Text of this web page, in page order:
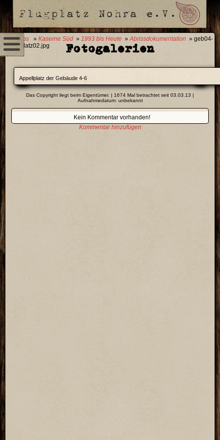
0 Fotos » Kaserne Süd » 1993 bis Heute »Abrissdokumentation » geb04-
06_Platz02.jpg
Fotogalerien
Appellplatz der Gebäude 4-6
Das Copyright liegt beim Eigentümer. | 1674 Mal betrachtet seit 03.03.13 |
Aufnahmedatum: unbekannt
Kein Kommentar vorhanden!
Kommentar hinzufügen